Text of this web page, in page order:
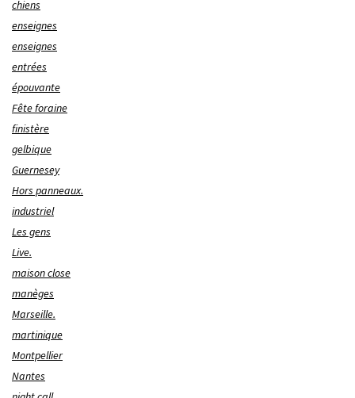
chiens
enseignes
enseignes
entrées
épouvante
Fête foraine
finistère
gelbique
Guernesey
Hors panneaux.
industriel
Les gens
Live.
maison close
manèges
Marseille.
martinique
Montpellier
Nantes